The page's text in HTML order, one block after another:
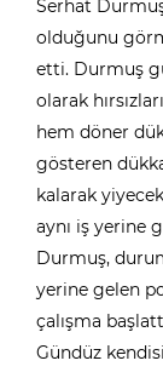
Serhat
olduğunu
etti. Durmuş
olarak
hem döner
gösteren
kalarak
aynı iş yerine
Durmuş,
yerine gelen
çalışma
Gündüz